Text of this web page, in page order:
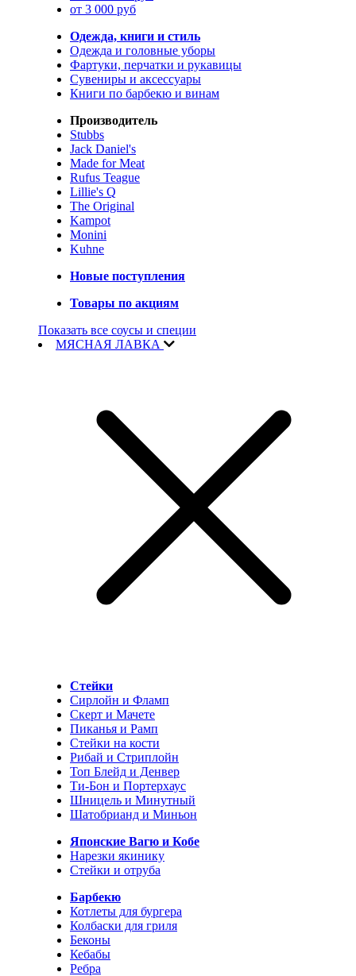
от 3 000 руб
Одежда, книги и стиль
Одежда и головные уборы
Фартуки, перчатки и рукавицы
Сувениры и аксессуары
Книги по барбекю и винам
Производитель
Stubbs
Jack Daniel's
Made for Meat
Rufus Teague
Lillie's Q
The Original
Kampot
Monini
Kuhne
Новые поступления
Товары по акциям
Показать все соусы и специи
МЯСНАЯ ЛАВКА
Стейки
Сирлойн и Фламп
Скерт и Мачете
Пиканья и Рамп
Стейки на кости
Рибай и Стриплойн
Топ Блейд и Денвер
Ти-Бон и Портерхаус
Шницель и Минутный
Шатобрианд и Миньон
Японские Вагю и Кобе
Нарезки якинику
Стейки и отруба
Барбекю
Котлеты для бургера
Колбаски для гриля
Беконы
Кебабы
Ребра